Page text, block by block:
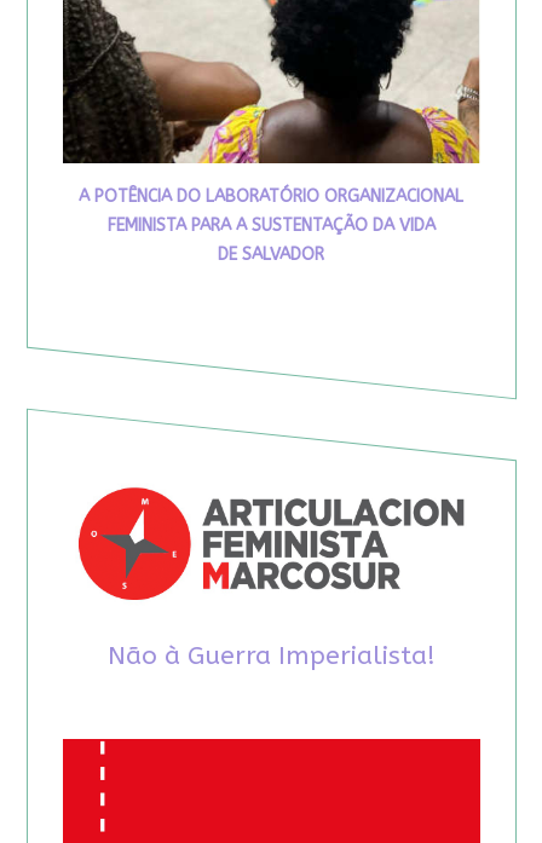
A POTÊNCIA DO LABORATÓRIO ORGANIZACIONAL
FEMINISTA PARA A SUSTENTAÇÃO DA VIDA
DE SALVADOR
Não à Guerra Imperialista!